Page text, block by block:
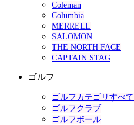
Coleman
Columbia
MERRELL
SALOMON
THE NORTH FACE
CAPTAIN STAG
ゴルフ
ゴルフカテゴリすべて
ゴルフクラブ
ゴルフボール